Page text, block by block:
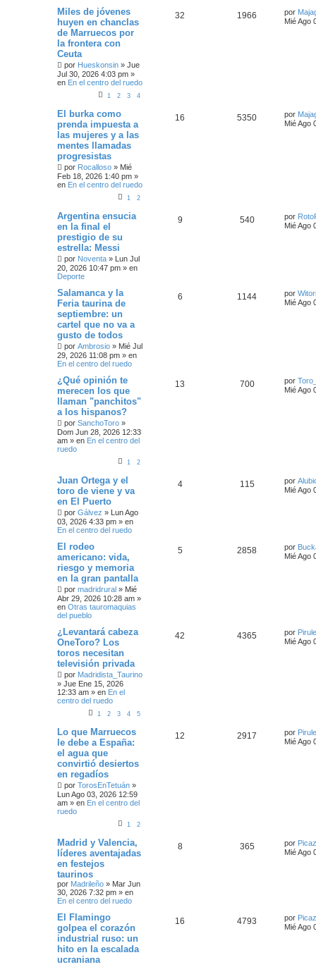
Miles de jóvenes
huyen en chanclas
de Marruecos por
la frontera con
Ceuta
por Hueskonsin » Jue
Jul 30, 2026 4:03 pm »
en En el centro del ruedo
1 2 3 4
32 1966 por
Mié Ago
El burka como
prenda impuesta a
las mujeres y a las
mentes llamadas
progresistas
por Rocalloso » Mié
Feb 18, 2026 1:40 pm »
en En el centro del ruedo
1 2
16 5350 por
Mié Ago
Argentina ensucia
en la final el
prestigio de su
estrella: Messi
por Noventa » Lun Jul
20, 2026 10:47 pm » en
Deporte
9 540 por
Mié Ago
Salamanca y la
Feria taurina de
septiembre: un
cartel que no va a
gusto de todos
por Ambrosio » Mié Jul
29, 2026 11:08 pm » en
En el centro del ruedo
6 1144 por
Mié Ago
¿Qué opinión te
merecen los que
llaman "panchitos"
a los hispanos?
por SanchoToro »
Dom Jun 28, 2026 12:33
am » en En el centro del
ruedo
1 2
13 700 por
Mié Ago
Juan Ortega y el
toro de viene y va
en El Puerto
por Gálvez » Lun Ago
03, 2026 4:33 pm » en
En el centro del ruedo
4 115 por
Mié Ago
El rodeo
americano: vida,
riesgo y memoria
en la gran pantalla
por madridrural » Mié
Abr 29, 2026 10:28 am »
en Otras tauromaquias
del pueblo
5 2858 por
Mié Ago
¿Levantará cabeza
OneToro? Los
toros necesitan
televisión privada
por Madridista_Taurino
» Jue Ene 15, 2026
12:33 am » en En el
centro del ruedo
1 2 3 4 5
42 4365 por
Mié Ago
Lo que Marruecos
le debe a España:
el agua que
convirtió desiertos
en regadíos
por TorosEnTetuán »
Lun Ago 03, 2026 12:59
am » en En el centro del
ruedo
1 2
12 2917 por
Mié Ago
Madrid y Valencia,
líderes aventajadas
en festejos
taurinos
por Madrileño » Mar Jun
30, 2026 7:32 pm » en
En el centro del ruedo
8 365 por
Mié Ago
El Flamingo
golpea el corazón
industrial ruso: un
hito en la escalada
ucraniana
16 4793 por
Mié Ago